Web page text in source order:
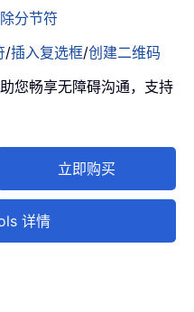
分节符
/插入复选框/创建二维码
您畅享无障碍沟通，支持
立即购买
详情